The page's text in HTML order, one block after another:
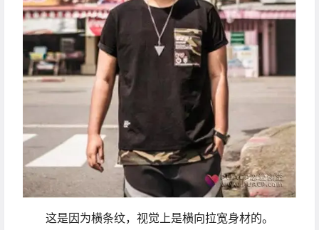
这是因为横条纹，视觉上是横向拉宽身材的。